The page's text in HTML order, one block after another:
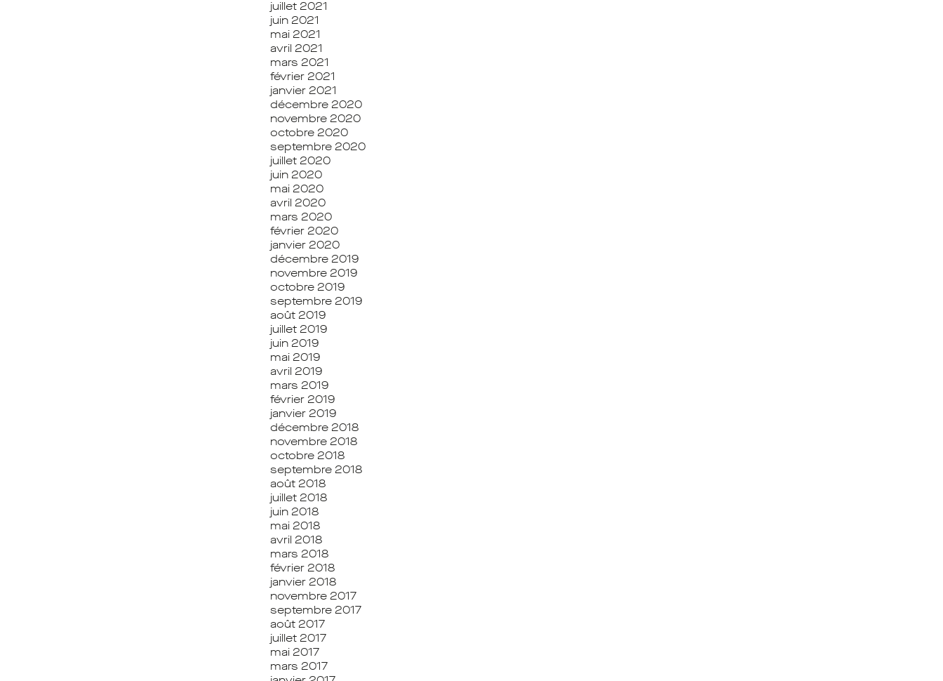
juillet 2021
juin 2021
mai 2021
avril 2021
mars 2021
février 2021
janvier 2021
décembre 2020
novembre 2020
octobre 2020
septembre 2020
juillet 2020
juin 2020
mai 2020
avril 2020
mars 2020
février 2020
janvier 2020
décembre 2019
novembre 2019
octobre 2019
septembre 2019
août 2019
juillet 2019
juin 2019
mai 2019
avril 2019
mars 2019
février 2019
janvier 2019
décembre 2018
novembre 2018
octobre 2018
septembre 2018
août 2018
juillet 2018
juin 2018
mai 2018
avril 2018
mars 2018
février 2018
janvier 2018
novembre 2017
septembre 2017
août 2017
juillet 2017
mai 2017
mars 2017